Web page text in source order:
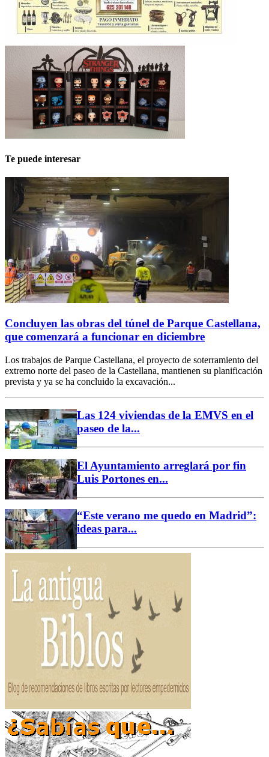
Te puede interesar
Concluyen las obras del túnel de Parque Castellana,
que comenzará a funcionar en diciembre
Los trabajos de Parque Castellana, el proyecto de soterramiento del
extremo norte del paseo de la Castellana, mantienen su planificación
prevista y ya se ha concluido la excavación...
Las 124 viviendas de la EMVS en el
paseo de la...
El Ayuntamiento arreglará por fin
Luis Portones en...
“Este verano me quedo en Madrid”:
ideas para...